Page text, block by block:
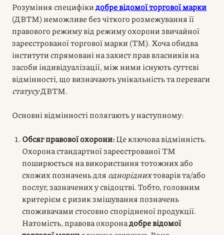
Розуміння специфікидобре відомої торгової марки
(ДВТМ) неможливе без чіткого розмежування її
правового режиму від режиму охорони звичайної
зареєстрованої торгової марки (ТМ). Хоча обидва
інститути спрямовані на захист прав власників на
засоби індивідуалізації, між ними існують суттєві
відмінності, що визначають унікальність та переваги
статусуДВТМ.
Основні відмінності полягають у наступному:
Обсяг правової охорони:Це ключова відмінність.
Охорона стандартної зареєстрованої ТМ
поширюється на використання тотожних або
схожих позначень для одноріднихтоварів та/або
послуг, зазначених у свідоцтві. Тобто, головним
критерієм є ризик змішування позначень
споживачами стосовно спорідненої продукції.
Натомість, правова охоронадобре відомої